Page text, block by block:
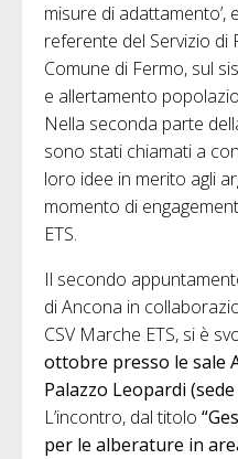
misure di adattamento’, e
referente del Servizio di
Comune di Fermo, sul
e allertamento
Nella seconda parte
sono stati chiamati a
loro idee in merito agli
momento di
ETS.
Il secondo
di Ancona in
CSV Marche ETS, si è
ottobre presso le sale
Palazzo Leopardi
L’incontro, dal titolo
per le alberature in